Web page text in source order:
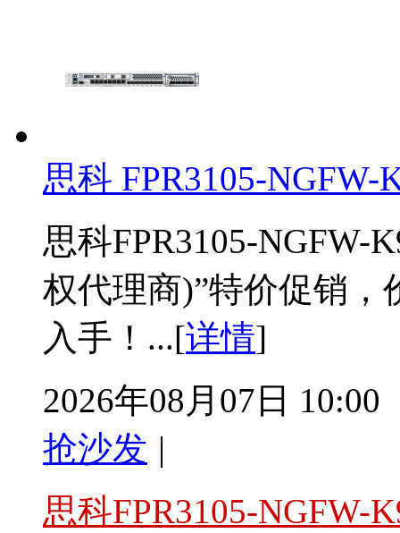
思科 FPR3105-NGFW-
思科FPR3105-NGFW-
权代理商)”特价促销
入手！...[详情]
2026年08月07日 10:00
抢沙发 |
思科FPR3105-NGFW-